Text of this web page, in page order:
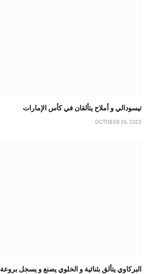
تيسودالي و أملاح يتألقان في كأس الإمارات
OCTOBER 26, 2025
البركاوي يتألق بثنائية و الخلوي يصنع و يسجل بروعة